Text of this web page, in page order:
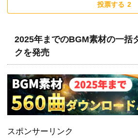
投票する 2
2025年までのBGM素材の一括
クを発売
スポンサーリンク